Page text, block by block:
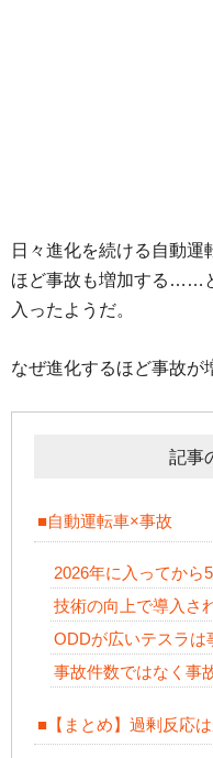
日々進化を続ける自動運
ほど事故も増加する……
入ったようだ。
なぜ進化するほど事故が
記事
■自動運転車×事故
2026年に入ってから
技術の向上で導入さ
ODDが広いテスラは
事故件数ではなく事
■【まとめ】過剰反応